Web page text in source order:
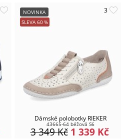
NOVINKA
SLEVA 60%
Dámské polobotky RIEKER
43665-64 béžová S6
1 339 Kč
3 349Kč